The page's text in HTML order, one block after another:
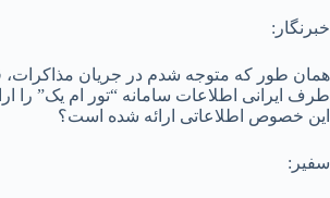
خبرنگار:
همان طور که متوجه شدم در جریان مذاکرات،
طرف ایرانی اطلاعات سامانه “تور ام یک” را
این خصوص اطلاعاتی ارائه شده است؟
سفیر: